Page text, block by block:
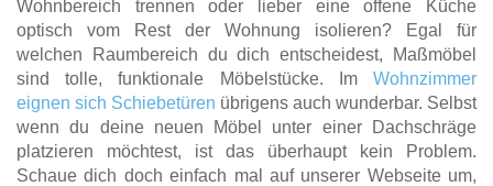
Wohnbereich trennen oder lieber eine offene Küche
optisch vom Rest der Wohnung isolieren? Egal für
welchen Raumbereich du dich entscheidest, Maßmöbel
sind tolle, funktionale Möbelstücke. Im Wohnzimmer
eignen sich Schiebetüren übrigens auch wunderbar. Selbst
wenn du deine neuen Möbel unter einer Dachschräge
platzieren möchtest, ist das überhaupt kein Problem.
Schaue dich doch einfach mal auf unserer Webseite um,